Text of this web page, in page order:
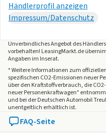
* Steuerung Funktionspaket
* Steuerung
* Steuerung
* Steuerung Infotainment
* Steuerung Interieur
* Steuerung Klimazonen
* Steuerung Ladung
* Steuerung
* Steuerung
* Steuerung
Händlerprofil anzeigen
Impressum/Datenschutz
Unverbindliches Angebot desHändlers
vorbehalten! LeasingMarkt.de
Angaben im Inserat.
* Weitere Informationen zum
spezifischen CO2-Emissionen neuer
über den Kraftstoffverbrauch, die
neuer Personenkraftwagen"
und bei der Deutschen Automobil
unentgeltlich erhältlich ist.
FAQ-Seite